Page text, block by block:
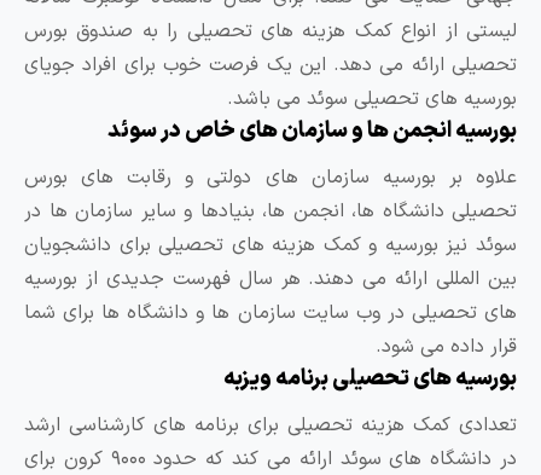
از انواع کمک هزینه های تحصیلی را به صندوق بورس
ارائه می دهد. این یک فرصت خوب برای افراد جویای
های تحصیلی سوئد می باشد.
انجمن ها و سازمان های خاص در سوئد
بر بورسیه سازمان های دولتی و رقابت های بورس
دانشگاه ها، انجمن ها، بنیادها و سایر سازمان ها در
بورسیه و کمک هزینه های تحصیلی برای دانشجویان
ارائه می دهند. هر سال فهرست جدیدی از بورسیه
در وب سایت سازمان ها و دانشگاه ها برای شما
می شود.
های تحصیلی برنامه ویزبه
کمک هزینه تحصیلی برای برنامه های کارشناسی ارشد
در دانشگاه های سوئد ارائه می کند که حدود ۹۰۰۰ کرون برای